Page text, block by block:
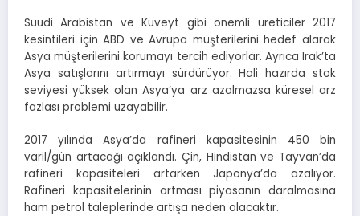
Suudi Arabistan ve Kuveyt gibi önemli üreticiler 2017
kesintileri için ABD ve Avrupa müşterilerini hedef alarak
Asya müşterilerini korumayı tercih ediyorlar. Ayrıca Irak’ta
Asya satışlarını artırmayı sürdürüyor. Hali hazırda stok
seviyesi yüksek olan Asya’ya arz azalmazsa küresel arz
fazlası problemi uzayabilir.
2017 yılında Asya’da rafineri kapasitesinin 450 bin
varil/gün artacağı açıklandı. Çin, Hindistan ve Tayvan’da
rafineri kapasiteleri artarken Japonya’da azalıyor.
Rafineri kapasitelerinin artması piyasanın daralmasına
ham petrol taleplerinde artışa neden olacaktır.